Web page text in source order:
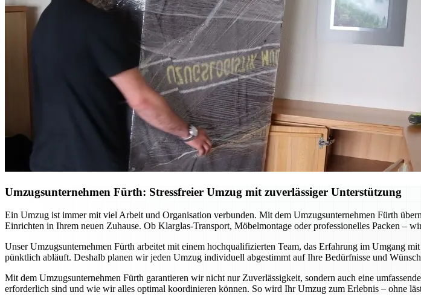
Umzugsunternehmen Fürth: Stressfreier Umzug mit zuverlässiger Unterstützung
Ein Umzug ist immer mit viel Arbeit und Organisation verbunden. Mit dem Umzugsunternehmen Fürth
Einrichten in Ihrem neuen Zuhause. Ob Klarglas-Transport, Möbelmontage oder professionelles Packen –
Unser Umzugsunternehmen Fürth arbeitet mit einem hochqualifizierten Team, das Erfahrung im Umgang
pünktlich abläuft. Deshalb planen wir jeden Umzug individuell abgestimmt auf Ihre Bedürfnisse und
Mit dem Umzugsunternehmen Fürth garantieren wir nicht nur Zuverlässigkeit, sondern auch eine
erforderlich sind und wie wir alles optimal koordinieren können. So wird Ihr Umzug zum Erlebnis – ohne